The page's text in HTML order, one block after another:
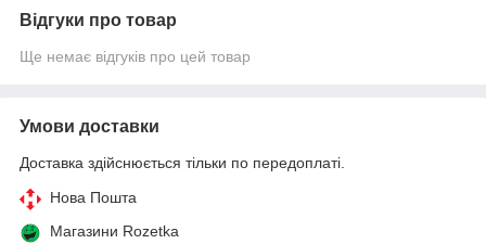
Відгуки про товар
Ще немає відгуків про цей товар
Умови доставки
Доставка здійснюється тільки по передоплаті.
Нова Пошта
Магазини Rozetka